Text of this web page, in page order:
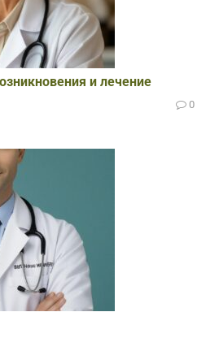
и лечение
0